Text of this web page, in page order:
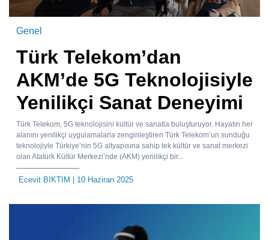
Genel
Türk Telekom’dan
AKM’de 5G Teknolojisiyle
Yenilikçi Sanat Deneyimi
Türk Telekom, 5G teknolojisini kültür ve sanatla buluşturuyor. Hayatın her
alanını yenilikçi uygulamalarla zenginleştiren Türk Telekom’un sunduğu
teknolojiyle Türkiye’nin 5G altyapısına sahip tek kültür ve sanat merkezi
olan Atatürk Kültür Merkezi’nde (AKM) yenilikçi bir...
Ecevit BIKTIM | 10 Haziran 2025